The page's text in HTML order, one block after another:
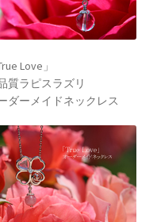
Love」
質ラピスラズリ
ダーメイドネックレス